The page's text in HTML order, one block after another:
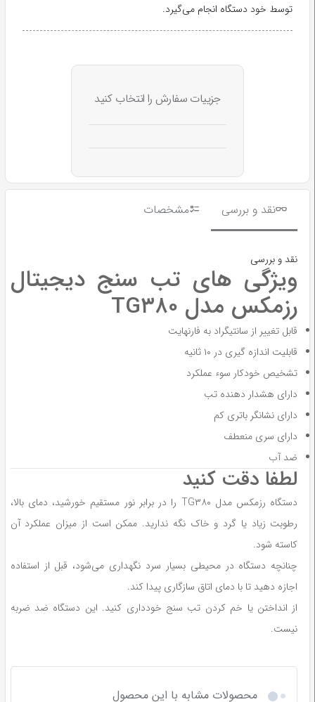
توسط خود دستگاه انجام می‌گیرد.
جزییات سفارش را انتخاب کنید
نقد و بررسی مشخصات
نقد و بررسی
ویژگی های تب سنج دیجیتال
رزمکس مدل TG۳۸۰
قابل تغییر از سانتیگراد به فارنهایت
قابلیت اندازه گیری در ۱۰ ثانیه
تشخیص خودکار سوء عملکرد
دارای هشدار دهنده تب
دارای نشانگر باتری کم
دارای سری منعطف
ضدآب
لطفا دقت کنید
دستگاه رزمکس مدل TG۳۸۰ را در برابر نور مستقیم خورشید، دمای بالا،
رطوبت زیاد یا گرد و خاک نگه ندارید. ممکن است از میزان عملکرد آن
کاسته شود.
چنانچه دستگاه در محیطی بسیار سرد نگهداری می‌شود، قبل از استفاده
اجازه دهید تا با دمای اتاق سازگاری پیدا کند.
از انداختن یا خم کردن تب سنج خودداری کنید. این دستگاه ضد ضربه
نیست.
محصولات مشابه با این محصول